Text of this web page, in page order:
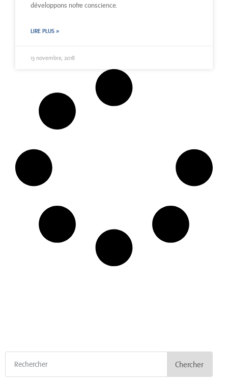
développons notre conscience.
LIRE PLUS »
13 novembre, 2018
Chercher